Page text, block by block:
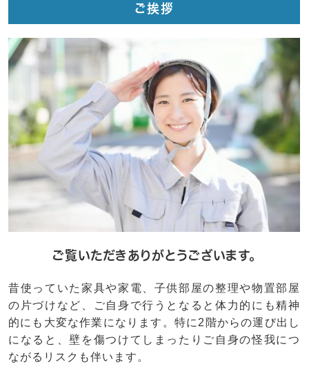
ご挨拶
ご覧いただきありがとうございます。
昔使っていた家具や家電、子供部屋の整理や物置部屋
の片づけなど、ご自身で行うとなると体力的にも精神
的にも大変な作業になります。特に2階からの運び出し
になると、壁を傷つけてしまったりご自身の怪我につ
ながるリスクも伴います。